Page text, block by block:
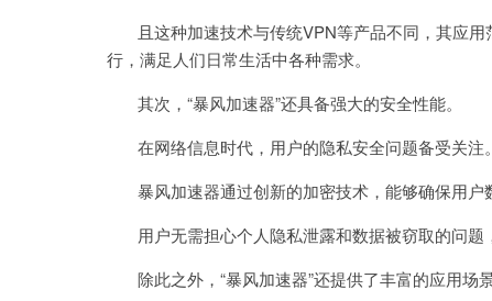
且这种加速技术与传统VPN等产品不同，其应用
行，满足人们日常生活中各种需求。
其次，“暴风加速器”还具备强大的安全性能。
在网络信息时代，用户的隐私安全问题备受关注。
暴风加速器通过创新的加密技术，能够确保用户
用户无需担心个人隐私泄露和数据被窃取的问题
除此之外，“暴风加速器”还提供了丰富的应用场